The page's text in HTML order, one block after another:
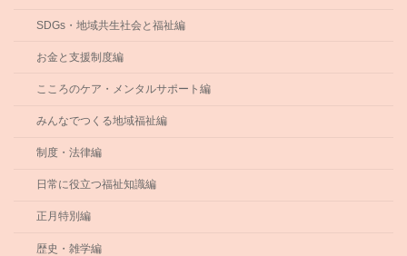
SDGs・地域共生社会と福祉編
お金と支援制度編
こころのケア・メンタルサポート編
みんなでつくる地域福祉編
制度・法律編
日常に役立つ福祉知識編
正月特別編
歴史・雑学編